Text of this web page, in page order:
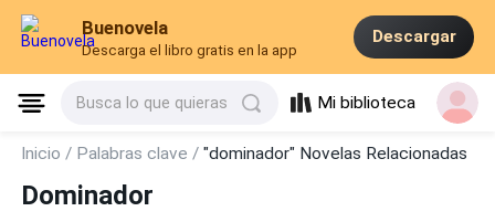
Buenovela
Descarga el libro gratis en la app
Descargar
Busca lo que quieras Mi biblioteca
Inicio / Palabras clave /"dominador" Novelas Relacionadas
Dominador